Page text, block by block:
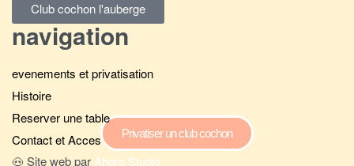
Privatiser un club cochon
Club cochon l'auberge
navigation
evenements et privatisation
Histoire
Reserver une table
Contact et Acces
🐽 Site web par Ahora Studio